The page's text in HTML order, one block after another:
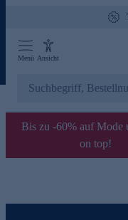
Menü Ansicht
Bis zu -60% auf Mode
on top!